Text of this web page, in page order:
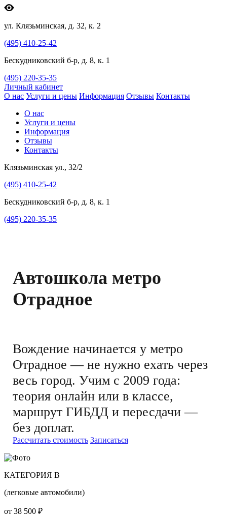
ул. Клязьминская, д. 32, к. 2
(495) 410-25-42
Бескудниковский б-р, д. 8, к. 1
(495) 220-35-35
Личный кабинет
О нас Услуги и цены Информация Отзывы Контакты
О нас
Услуги и цены
Информация
Отзывы
Контакты
Клязьминская ул., 32/2
(495) 410-25-42
Бескудниковский б-р, д. 8, к. 1
(495) 220-35-35
Автошкола метро
Отрадное
Вождение начинается у метро
Отрадное — не нужно ехать через
весь город. Учим с 2009 года:
теория онлайн или в классе,
маршрут ГИБДД и пересдачи —
без доплат.
Рассчитать стоимость Записаться
КАТЕГОРИЯ B
(легковые автомобили)
от 38 500 ₽